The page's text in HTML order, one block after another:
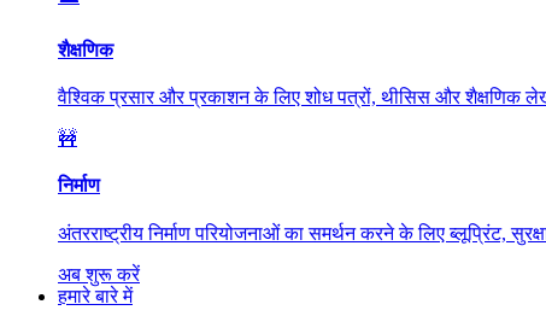
शैक्षणिक
वैश्विक प्रसार और प्रकाशन के लिए शोध पत्रों, थीसिस और शैक्षणिक
🚧
निर्माण
अंतरराष्ट्रीय निर्माण परियोजनाओं का समर्थन करने के लिए ब्लूप्रिंट,
अब शुरू करें
हमारे बारे में